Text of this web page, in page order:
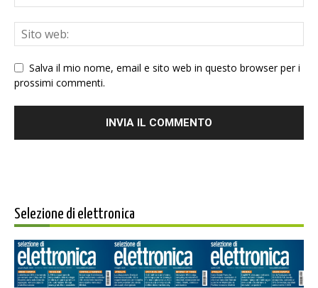
Salva il mio nome, email e sito web in questo browser per i
prossimi commenti.
Selezione di elettronica